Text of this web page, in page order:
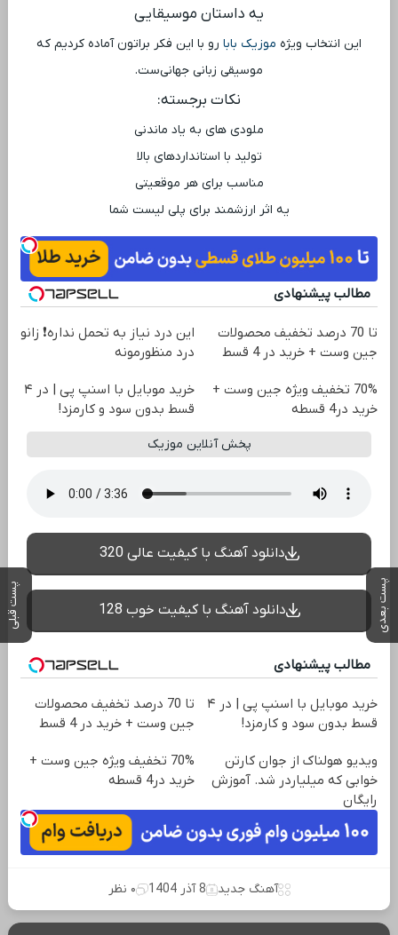
پست بعدی پست قبلی
یه داستان موسیقایی
این انتخاب ویژه موزیک بابا رو با این فکر براتون آماده کردیم که
موسیقی زبانی جهانی‌ست.
نکات برجسته:
ملودی ‌های به یاد ماندنی
تولید با استانداردهای بالا
مناسب برای هر موقعیتی
یه اثر ارزشمند برای پلی ‌لیست شما
مطالب پیشنهادی
تا 70 درصد تخفیف محصولات
جین وست + خرید در 4 قسط
این درد نیاز به تحمل نداره❗ زانو
درد منظورمونه
70% تخفیف ویژه جین وست +
خرید در4 قسطه
خرید موبایل با اسنپ پی | در ۴
قسط بدون سود و کارمزد!
پخش آنلاین موزیک
دانلود آهنگ با کیفیت عالی 320
دانلود آهنگ با کیفیت خوب 128
مطالب پیشنهادی
خرید موبایل با اسنپ پی | در ۴
قسط بدون سود و کارمزد!
تا 70 درصد تخفیف محصولات
جین وست + خرید در 4 قسط
ویدیو هولناک از جوان کارتن
خوابی که میلیاردر شد. آموزش
رایگان
70% تخفیف ویژه جین وست +
خرید در4 قسطه
آهنگ جدید 8 آذر 1404 ۰ نظر